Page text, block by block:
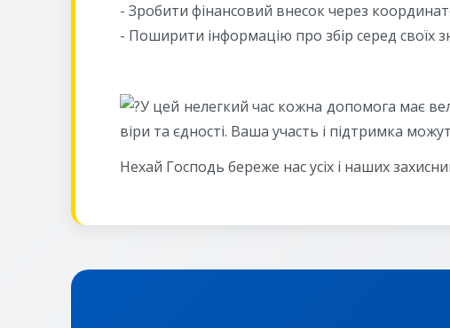
- Зробити фінансовий внесок через
- Поширити інформацію про збір серед своїх
У цей нелегкий час кожна допомога має
віри та єдності. Ваша участь і підтримка
Нехай Господь береже нас усіх і наших